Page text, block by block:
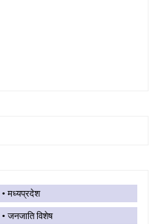
मध्यप्रदेश
जनजाति विशेष